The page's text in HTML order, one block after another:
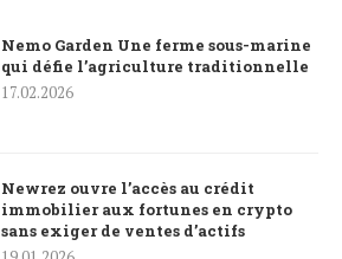
Nemo Garden Une ferme sous-marine
qui défie l’agriculture traditionnelle
17.02.2026
Newrez ouvre l’accès au crédit
immobilier aux fortunes en crypto
sans exiger de ventes d’actifs